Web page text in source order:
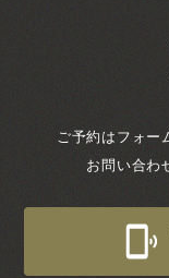
ご予約はフォー
お問い合わ